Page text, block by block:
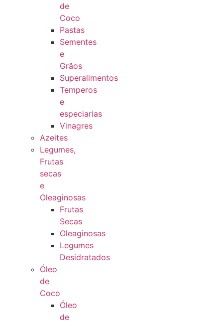
de
Coco
Pastas
Sementes
e
Grãos
Superalimentos
Temperos
e
especiarias
Vinagres
Azeites
Legumes,
Frutas
secas
e
Oleaginosas
Frutas
Secas
Oleaginosas
Legumes
Desidratados
Óleo
de
Coco
Óleo
de